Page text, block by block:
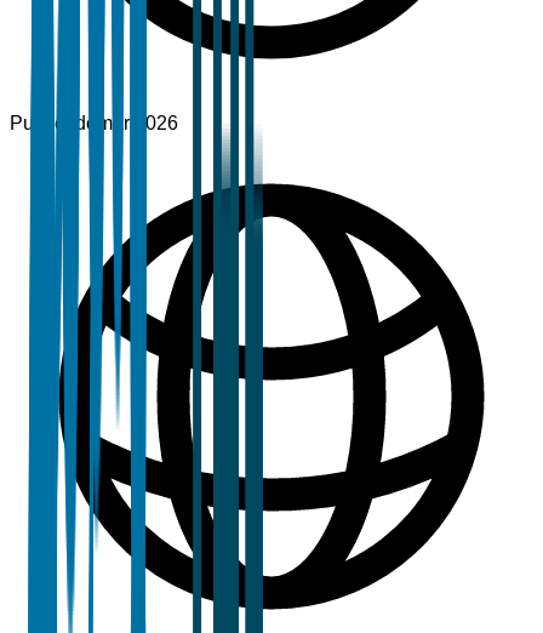
Publicado mar 2026